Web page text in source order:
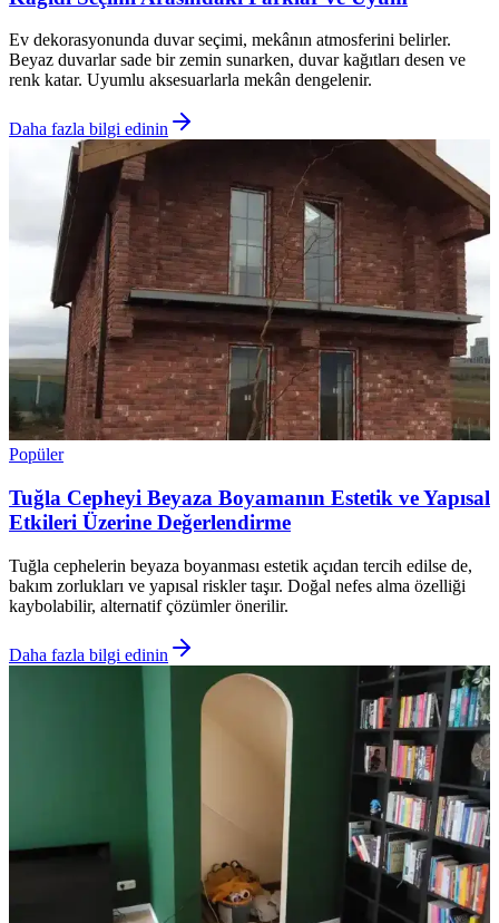
Ev dekorasyonunda duvar seçimi, mekânın atmosferini belirler.
Beyaz duvarlar sade bir zemin sunarken, duvar kağıtları desen ve
renk katar. Uyumlu aksesuarlarla mekân dengelenir.
Daha fazla bilgi edinin
Popüler
Tuğla Cepheyi Beyaza Boyamanın Estetik ve Yapısal
Etkileri Üzerine Değerlendirme
Tuğla cephelerin beyaza boyanması estetik açıdan tercih edilse de,
bakım zorlukları ve yapısal riskler taşır. Doğal nefes alma özelliği
kaybolabilir, alternatif çözümler önerilir.
Daha fazla bilgi edinin